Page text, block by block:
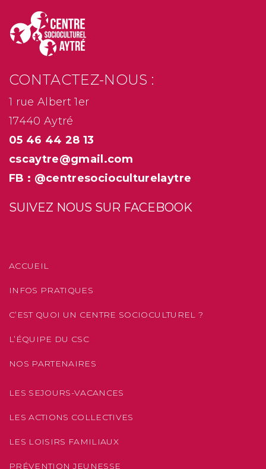
CONTACTEZ-NOUS :
1 rue Albert 1er
17440 Aytré
05 46 44 28 13
cscaytre@gmail.com
FB : @centresocioculturelaytre
SUIVEZ NOUS SUR FACEBOOK
ACCUEIL
INFOS PRATIQUES
C’EST QUOI UN CENTRE SOCIOCULTUREL ?
L’ÉQUIPE DU CSC
NOS PARTENAIRES
LES SEJOURS-VACANCES
LES ACTIONS COLLECTIVES
LES LOISIRS FAMILIAUX
PRÉVENTION JEUNESSE